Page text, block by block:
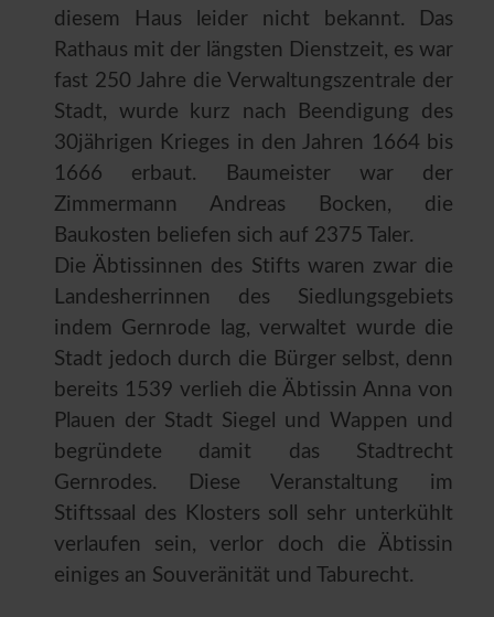
diesem Haus leider nicht bekannt. Das
Rathaus mit der längsten Dienstzeit, es war
fast 250 Jahre die Verwaltungszentrale der
Stadt, wurde kurz nach Beendigung des
30jährigen Krieges in den Jahren 1664 bis
1666 erbaut. Baumeister war der
Zimmermann Andreas Bocken, die
Baukosten beliefen sich auf 2375 Taler.
Die Äbtissinnen des Stifts waren zwar die
Landesherrinnen des Siedlungsgebiets
indem Gernrode lag, verwaltet wurde die
Stadt jedoch durch die Bürger selbst, denn
bereits 1539 verlieh die Äbtissin Anna von
Plauen der Stadt Siegel und Wappen und
begründete damit das Stadtrecht
Gernrodes. Diese Veranstaltung im
Stiftssaal des Klosters soll sehr unterkühlt
verlaufen sein, verlor doch die Äbtissin
einiges an Souveränität und Taburecht.